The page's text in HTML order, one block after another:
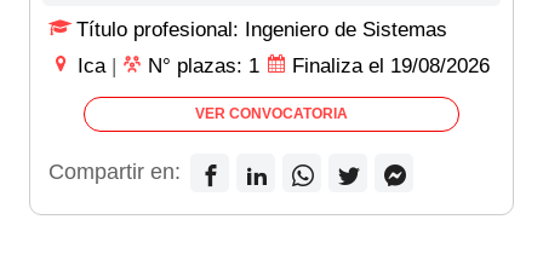
Título profesional: Ingeniero de Sistemas
Ica | N° plazas: 1 Finaliza el 19/08/2026
VER CONVOCATORIA
Compartir en: